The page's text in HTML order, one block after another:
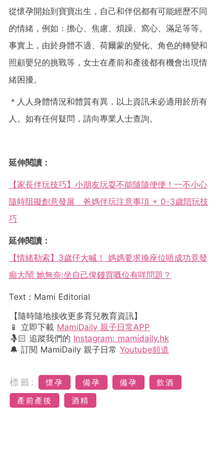
從懷孕開始到寶寶出生，自己和伴侶都有可能經歷不同
的情緒，例如：擔心、焦慮、煩躁、窩心、滿足等等。
事實上，由於身體不適、荷爾蒙的變化、角色的轉變和
照顧嬰兒的挑戰等，女士在產前和產後都有機會出現情
緒困擾。
＊人人身體情況和體質有異，以上資訊未必適用於所有
人。如有任何疑問，請向專業人士查詢。
延伸閱讀：
【家長伴玩技巧】小朋友玩耍不能隨隨便便！一不小心
隨時阻礙創意發展 爸媽伴玩注意事項 + 0-3歲陪玩技
巧
延伸閱讀：
【情緒勒索】3歲仔大喊！ 媽媽要求換座位唔成功竟發
癲大鬧 她無奈:坐自己俾錢買嘅位有咩問題？
Text：Mami Editorial
【隨時隨地接收更多育兒教育資訊】
📱 立即下載 MamiDaily 親子日常APP
🤱🏻 追蹤我們的 Instagram: mamidaily.hk
🔔 訂閱 MamiDaily 親子日常 Youtube頻道
標籤: 懷孕 備孕 備孕
飲酒
產前產後
酒精